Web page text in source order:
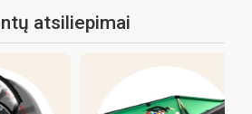
atsiliepimai